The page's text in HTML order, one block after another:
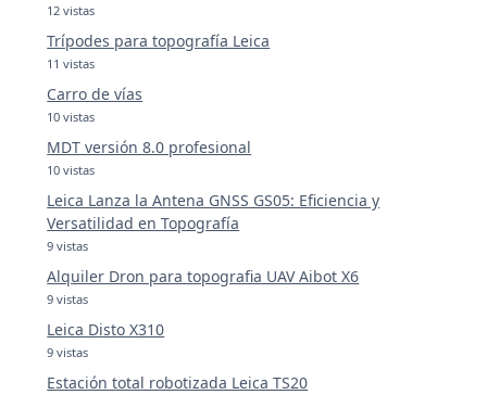
12 vistas
Trípodes para topografía Leica
11 vistas
Carro de vías
10 vistas
MDT versión 8.0 profesional
10 vistas
Leica Lanza la Antena GNSS GS05: Eficiencia y
Versatilidad en Topografía
9 vistas
Alquiler Dron para topografia UAV Aibot X6
9 vistas
Leica Disto X310
9 vistas
Estación total robotizada Leica TS20